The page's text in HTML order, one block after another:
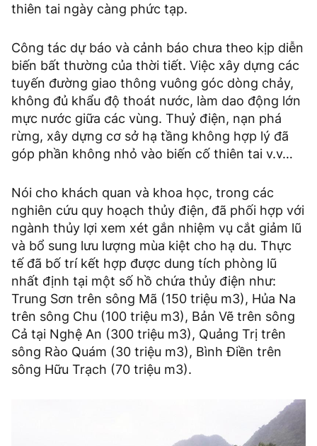
thiên tai ngày càng phức tạp.
Công tác dự báo và cảnh báo chưa theo kịp diễn
biến bất thường của thời tiết. Việc xây dựng các
tuyến đường giao thông vuông góc dòng chảy,
không đủ khẩu độ thoát nước, làm dao động lớn
mực nước giữa các vùng. Thuỷ điện, nạn phá
rừng, xây dựng cơ sở hạ tầng không hợp lý đã
góp phần không nhỏ vào biến cố thiên tai v.v…
Nói cho khách quan và khoa học, trong các
nghiên cứu quy hoạch thủy điện, đã phối hợp với
ngành thủy lợi xem xét gắn nhiệm vụ cắt giảm lũ
và bổ sung lưu lượng mùa kiệt cho hạ du. Thực
tế đã bố trí kết hợp được dung tích phòng lũ
nhất định tại một số hồ chứa thủy điện như:
Trung Sơn trên sông Mã (150 triệu m3), Hủa Na
trên sông Chu (100 triệu m3), Bản Vẽ trên sông
Cả tại Nghệ An (300 triệu m3), Quảng Trị trên
sông Rào Quám (30 triệu m3), Bình Điền trên
sông Hữu Trạch (70 triệu m3).